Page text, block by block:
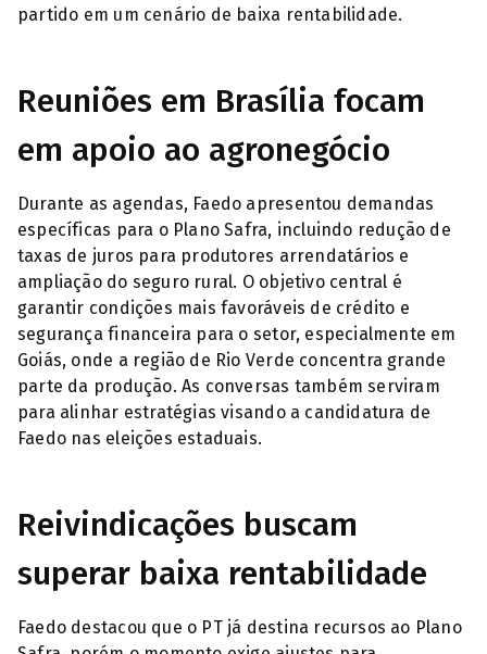
partido em um cenário de baixa rentabilidade.
Reuniões em Brasília focam
em apoio ao agronegócio
Durante as agendas, Faedo apresentou demandas
específicas para o Plano Safra, incluindo redução de
taxas de juros para produtores arrendatários e
ampliação do seguro rural. O objetivo central é
garantir condições mais favoráveis de crédito e
segurança financeira para o setor, especialmente em
Goiás, onde a região de Rio Verde concentra grande
parte da produção. As conversas também serviram
para alinhar estratégias visando a candidatura de
Faedo nas eleições estaduais.
Reivindicações buscam
superar baixa rentabilidade
Faedo destacou que o PT já destina recursos ao Plano